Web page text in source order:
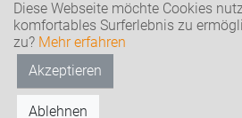
Diese Webseite möchte Cookies
komfortables Surferlebnis zu
zu? Mehr erfahren
Akzeptieren
Ablehnen